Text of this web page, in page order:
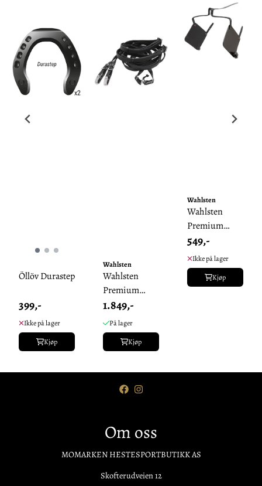
Öllöv Durastep
399,-
Ikke på lager
Kjøp
Wahlsten
Wahlsten
Premium
Kjøretommer
1.849,-
På lager
Kjøp
Wahlsten
Wahlsten
Premium
Helstengt
549,-
Ikke på lager
Kjøp
Om oss
MOMARKEN HESTESPORTBUTIKK AS
Skofterudveien 12